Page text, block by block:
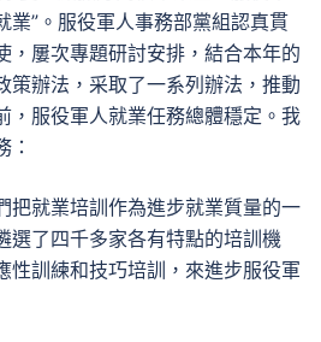
業”。服役軍人事務部黨組認真貫
，屢次專題研討安排，結合本年的
策辦法，采取了一系列辦法，推動
，服役軍人就業任務總體穩定。我
：
把就業培訓作為進步就業質量的一
選了四千多家各有特點的培訓機
性訓練和技巧培訓，來進步服役軍